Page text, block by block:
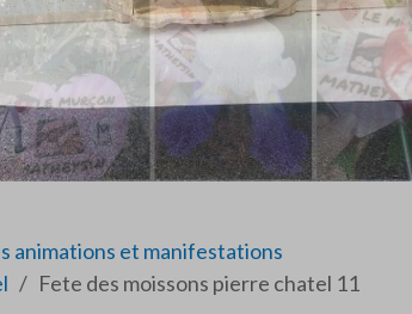
animations et manifestations
Fete des moissons pierre chatel 11